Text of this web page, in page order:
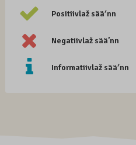
Positiivlaž sääʹnn
Negatiivlaž sää’nn
Informatiivlaž sääʹnn